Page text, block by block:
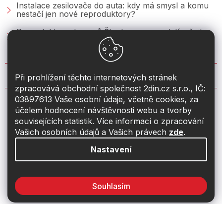
Při prohlížení těchto internetových stránek
zpracovává obchodní společnost 2din.cz s.r.o., IČ:
03897613 Vaše osobní údaje, včetně cookies, za
účelem hodnocení návštěvnosti webu a tvorby
souvisejících statistik. Více informací o zpracování
Vašich osobních údajů a Vašich právech zde.
Nastavení
Souhlasím
Instalace zesilovače do auta: kdy má smysl a komu
nestačí jen nové reproduktory?
Reproduktory do vozů Škoda: co se vyplatí měnit u
Fabie, Octavie a Superbu?
KONTAKT
info@2din.cz
774 19 55 33
Vytvořil Shoptet